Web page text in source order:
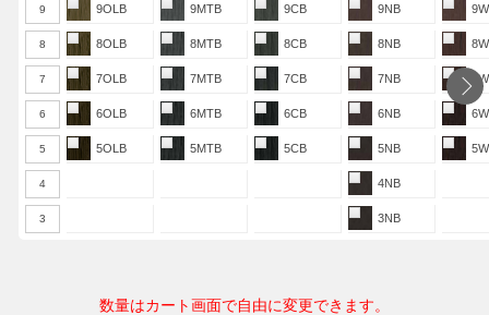
9 9OLB 9MTB 9CB 9NB
8 8OLB 8MTB 8CB 8NB
7 7OLB 7MTB 7CB 7NB
6 6OLB 6MTB 6CB 6NB
5 5OLB 5MTB 5CB 5NB
4 4NB
3 3NB
数量はカート画面で自由に変更できます。